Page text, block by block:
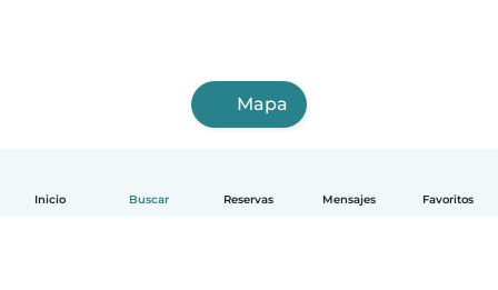
Inicio Buscar Reservas Mensajes Favoritos
Mapa